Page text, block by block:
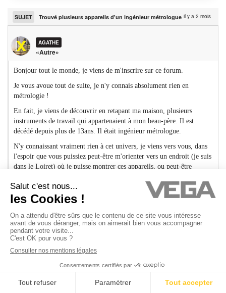
SUJET Trouvé plusieurs appareils d'un ingénieur métrologue il y a 2 mois
AGATHE
«Autre»
Bonjour tout le monde, je viens de m'inscrire sur ce forum.
Je vous avoue tout de suite, je n'y connais absolument rien en
métrologie !
En fait, je viens de découvrir en retapant ma maison, plusieurs
instruments de travail qui appartenaient à mon beau-père. Il est
décédé depuis plus de 13ans. Il était ingénieur métrologue.
N'y connaissant vraiment rien à cet univers, je viens vers vous, dans
l'espoir que vous puissiez peut-être m'orienter vers un endroit (je suis
dans le Loiret) où je puisse montrer ces appareils, ou peut-être
Qui sait, des gens pourraient être intéressés ? Je ne sais pas si ça se
fait ici non plus.
Enfin bref, vous l'avez compris, je suis dans le flou !
Merci d'avance